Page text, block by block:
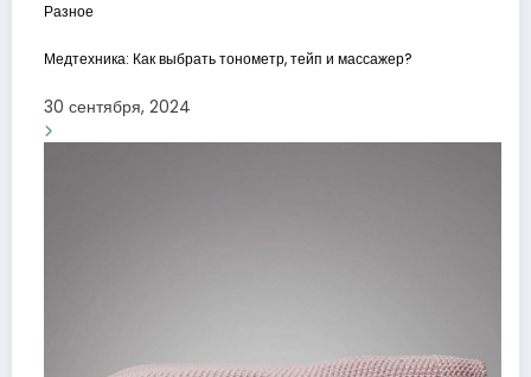
Разное
Медтехника: Как выбрать тонометр, тейп и массажер?
30 сентября, 2024